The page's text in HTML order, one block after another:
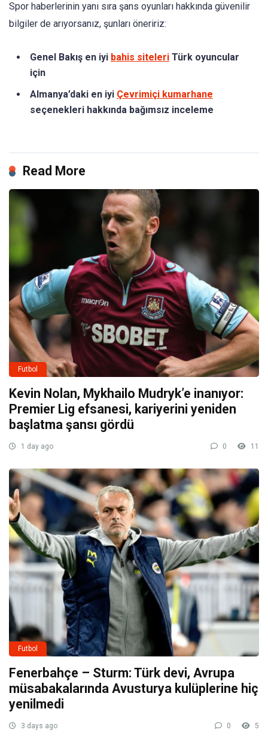
Spor haberlerinin yanı sıra şans oyunları hakkında güvenilir
bilgiler de arıyorsanız, şunları öneririz:
Genel Bakış en iyi bahis siteleri Türk oyuncular
için
Almanya’daki en iyi Çevrimiçi kumarhane
seçenekleri hakkında bağımsız inceleme
Read More
Futbol
Kevin Nolan, Mykhailo Mudryk’e inanıyor:
Premier Lig efsanesi, kariyerini yeniden
başlatma şansı gördü
1 day ago 0 11
Futbol
Fenerbahçe – Sturm: Türk devi, Avrupa
müsabakalarında Avusturya kulüplerine hiç
yenilmedi
3 days ago 0 5